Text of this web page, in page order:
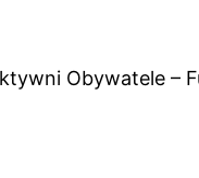
Obywatele –